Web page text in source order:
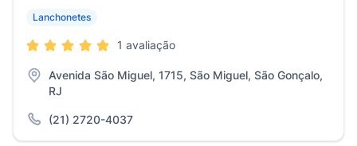
Lanchonetes
1 avaliação
Avenida São Miguel, 1715, São Miguel, São Gonçalo,
RJ
(21) 2720-4037